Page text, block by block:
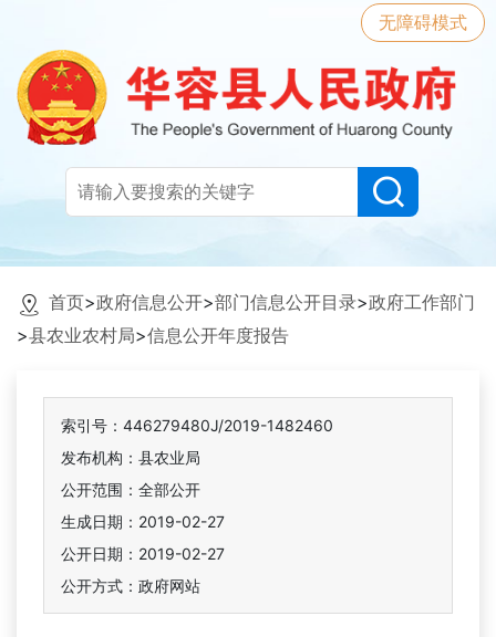
无障碍模式
首页>政府信息公开>部门信息公开目录>政府工作部门
>县农业农村局>信息公开年度报告
索引号：446279480J/2019-1482460
发布机构：县农业局
公开范围：全部公开
生成日期：2019-02-27
公开日期：2019-02-27
公开方式：政府网站